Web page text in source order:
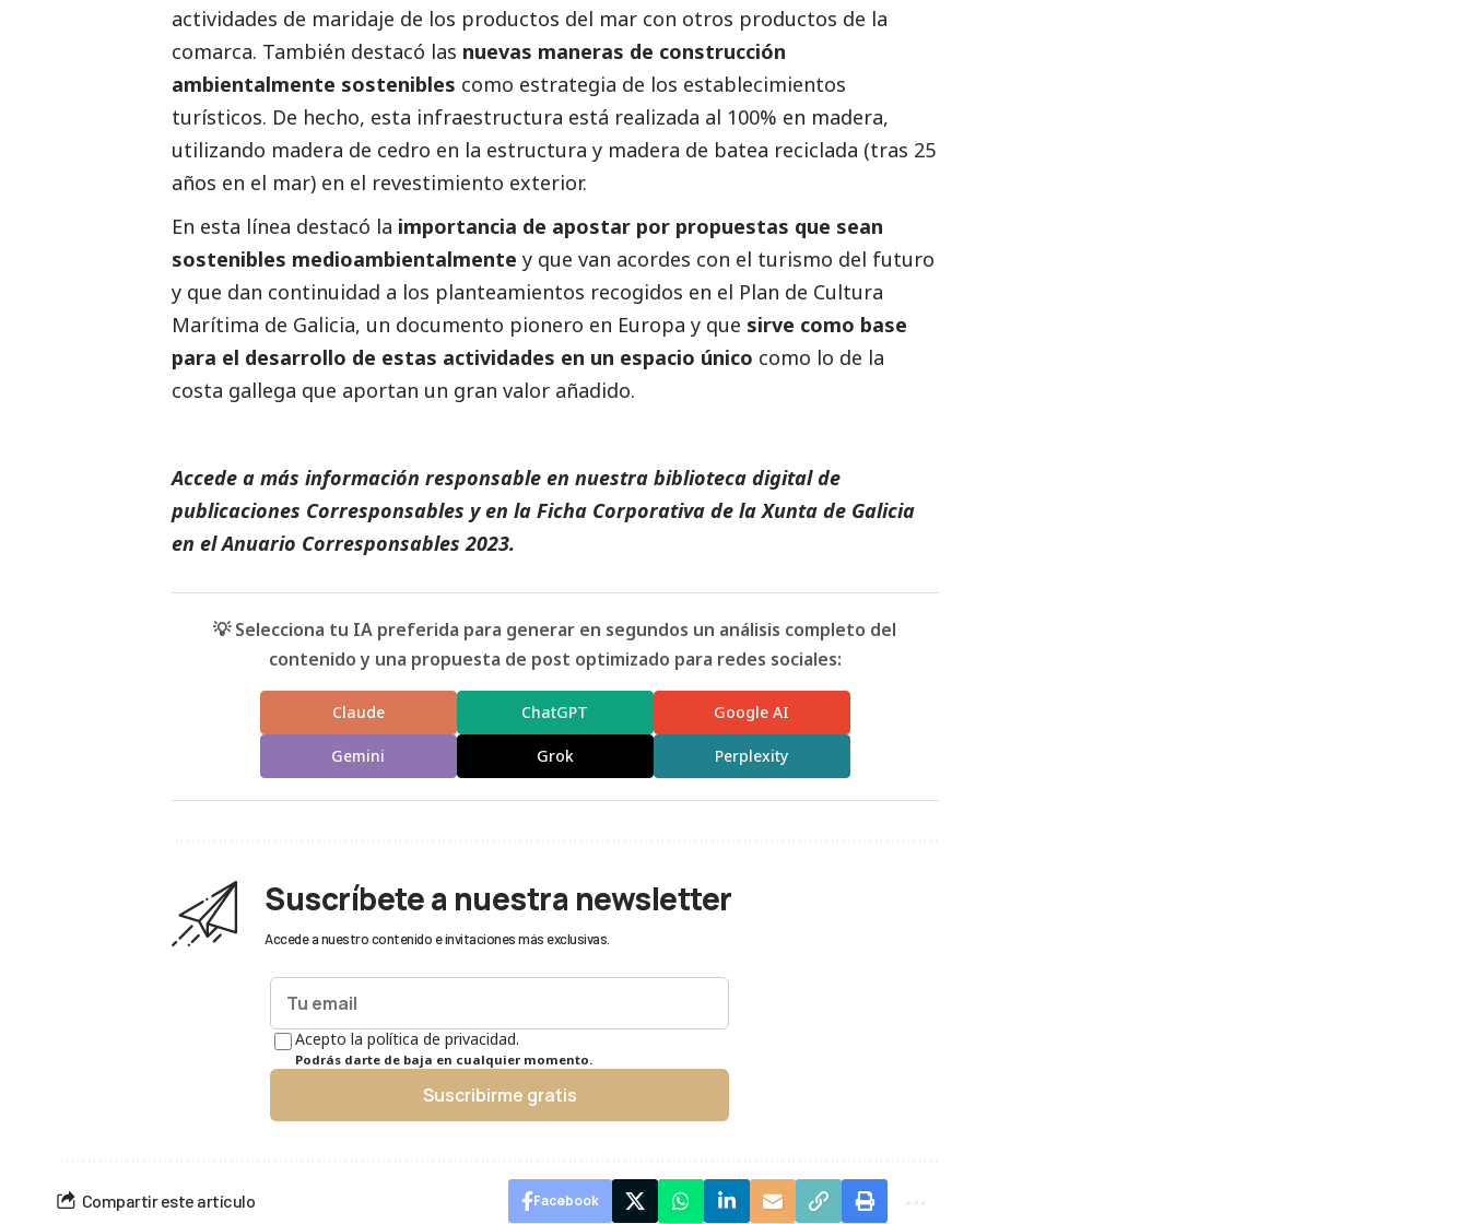
actividades de maridaje de los productos del mar con otros productos de la
comarca. También destacó las nuevas maneras de construcción
ambientalmente sostenibles como estrategia de los establecimientos
turísticos. De hecho, esta infraestructura está realizada al 100% en madera,
utilizando madera de cedro en la estructura y madera de batea reciclada (tras 25
años en el mar) en el revestimiento exterior.
En esta línea destacó la importancia de apostar por propuestas que sean
sostenibles medioambientalmente y que van acordes con el turismo del futuro
y que dan continuidad a los planteamientos recogidos en el Plan de Cultura
Marítima de Galicia, un documento pionero en Europa y que sirve como base
para el desarrollo de estas actividades en un espacio único como lo de la
costa gallega que aportan un gran valor añadido.
Accede a más información responsable en nuestra biblioteca digital de
publicaciones Corresponsables y en la Ficha Corporativa de la Xunta de Galicia
en elAnuario Corresponsables 2023.
💡 Selecciona tu IA preferida para generar en segundos un análisis completo del
contenido y una propuesta de post optimizado para redes sociales:
Claude ChatGPT Google AI
Gemini Grok Perplexity
Suscríbete a nuestra newsletter
Accede a nuestro contenido e invitaciones más exclusivas.
Acepto la política de privacidad.
Podrás darte de baja en cualquier momento.
Suscribirme gratis
Compartir este artículo Facebook